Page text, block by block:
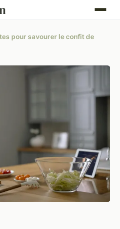
pour savourer le confit de